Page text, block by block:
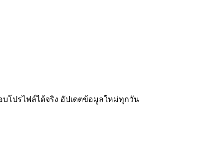
โปรไฟล์ได้จริง อัปเดตข้อมูลใหม่ทุกวัน